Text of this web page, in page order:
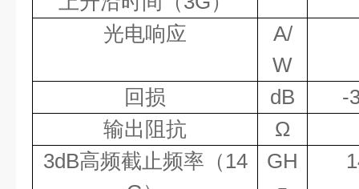
光电响应
A/
W
回损
dB
-
输出阻抗
Ω
3dB高频截止频率（ 14
GH